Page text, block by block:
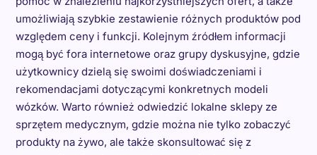
umożliwiają szybkie zestawienie różnych produktów pod
względem ceny i funkcji. Kolejnym źródłem informacji
mogą być fora internetowe oraz grupy dyskusyjne, gdzie
użytkownicy dzielą się swoimi doświadczeniami i
rekomendacjami dotyczącymi konkretnych modeli
wózków. Warto również odwiedzić lokalne sklepy ze
sprzętem medycznym, gdzie można nie tylko zobaczyć
produkty na żywo, ale także skonsultować się z